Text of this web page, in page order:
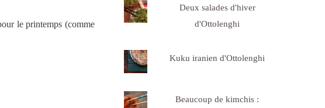
le printemps (comme
Deux salades d'hiver
d'Ottolenghi
Kuku iranien d'Ottolenghi
Beaucoup de kimchis :